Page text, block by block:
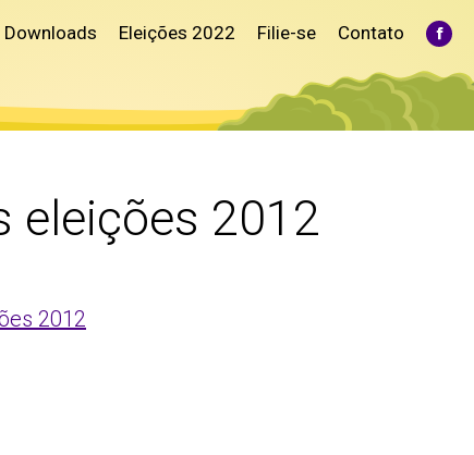
Downloads Eleições 2022 Filie-se Contato
eleições 2012
2012